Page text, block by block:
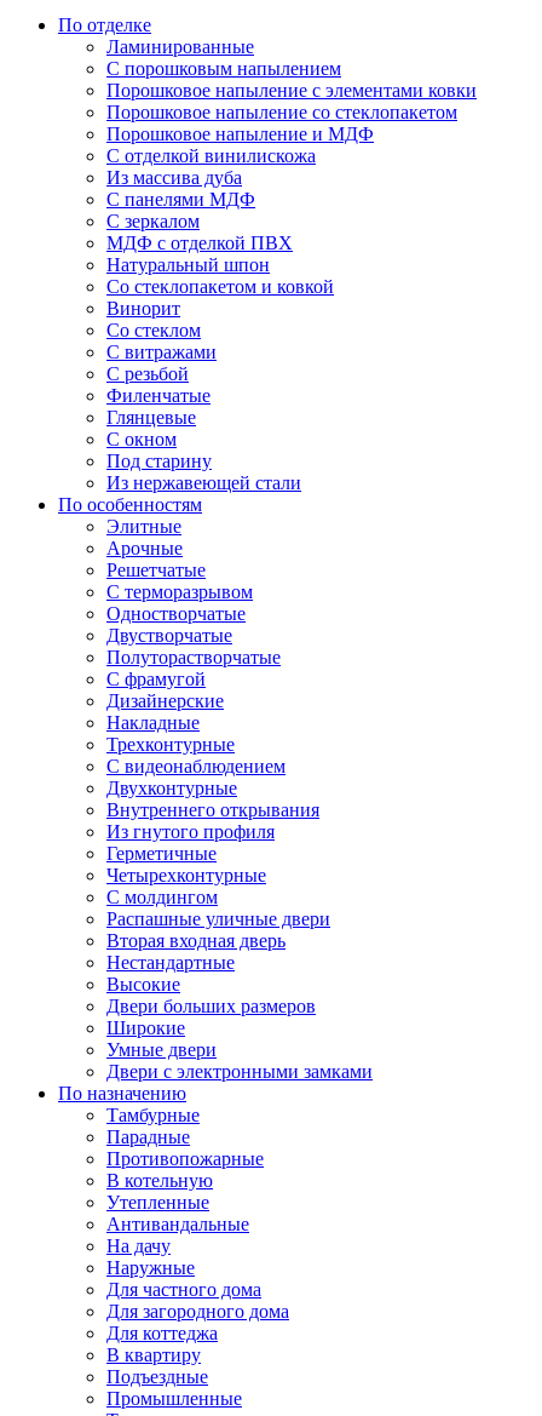
По отделке
Ламинированные
С порошковым напылением
Порошковое напыление с элементами ковки
Порошковое напыление со стеклопакетом
Порошковое напыление и МДФ
С отделкой винилискожа
Из массива дуба
С панелями МДФ
С зеркалом
МДФ с отделкой ПВХ
Натуральный шпон
Со стеклопакетом и ковкой
Винорит
Со стеклом
С витражами
С резьбой
Филенчатые
Глянцевые
С окном
Под старину
Из нержавеющей стали
По особенностям
Элитные
Арочные
Решетчатые
С терморазрывом
Одностворчатые
Двустворчатые
Полуторастворчатые
С фрамугой
Дизайнерские
Накладные
Трехконтурные
С видеонаблюдением
Двухконтурные
Внутреннего открывания
Из гнутого профиля
Герметичные
Четырехконтурные
С молдингом
Распашные уличные двери
Вторая входная дверь
Нестандартные
Высокие
Двери больших размеров
Широкие
Умные двери
Двери с электронными замками
По назначению
Тамбурные
Парадные
Противопожарные
В котельную
Утепленные
Антивандальные
На дачу
Наружные
Для частного дома
Для загородного дома
Для коттеджа
В квартиру
Подъездные
Промышленные